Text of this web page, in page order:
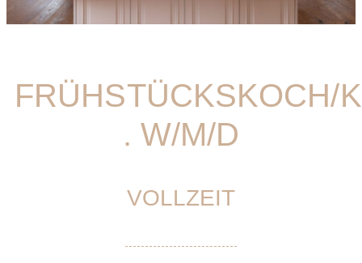
FRÜHSTÜCKSKOCH/
. W/M/D
VOLLZEIT